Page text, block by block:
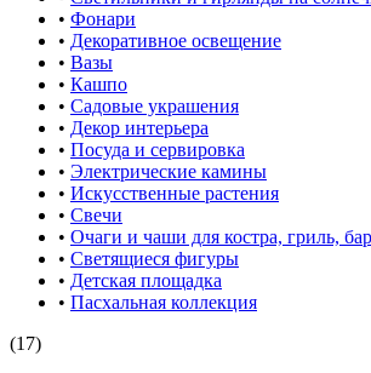
• Фонари
• Декоративное освещение
• Вазы
• Кашпо
• Садовые украшения
• Декор интерьера
• Посуда и сервировка
• Электрические камины
• Искусственные растения
• Свечи
• Очаги и чаши для костра, гриль,
• Светящиеся фигуры
• Детская площадка
• Пасхальная коллекция
(17)